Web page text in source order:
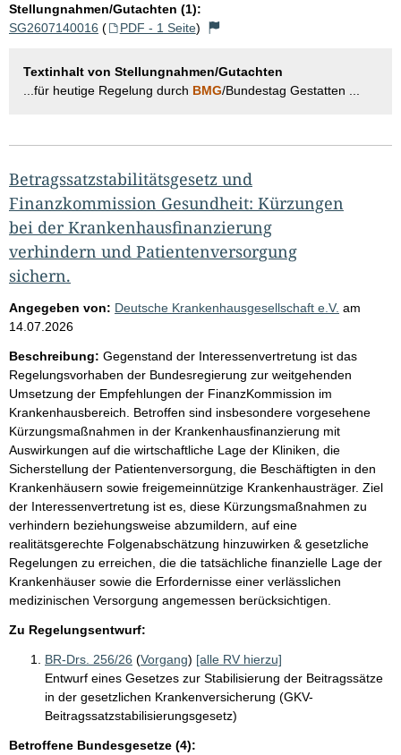
Stellungnahmen/Gutachten (1):
SG2607140016 ( PDF - 1 Seite)
Textinhalt von Stellungnahmen/Gutachten
...für heutige Regelung durch BMG/Bundestag Gestatten ...
Betragssatzstabilitätsgesetz und
Finanzkommission Gesundheit: Kürzungen
bei der Krankenhausfinanzierung
verhindern und Patientenversorgung
sichern.
Angegeben von: Deutsche Krankenhausgesellschaft e.V. am
14.07.2026
Beschreibung: Gegenstand der Interessenvertretung ist das
Regelungsvorhaben der Bundesregierung zur weitgehenden
Umsetzung der Empfehlungen der FinanzKommission im
Krankenhausbereich. Betroffen sind insbesondere vorgesehene
Kürzungsmaßnahmen in der Krankenhausfinanzierung mit
Auswirkungen auf die wirtschaftliche Lage der Kliniken, die
Sicherstellung der Patientenversorgung, die Beschäftigten in den
Krankenhäusern sowie freigemeinnützige Krankenhausträger. Ziel
der Interessenvertretung ist es, diese Kürzungsmaßnahmen zu
verhindern beziehungsweise abzumildern, auf eine
realitätsgerechte Folgenabschätzung hinzuwirken & gesetzliche
Regelungen zu erreichen, die die tatsächliche finanzielle Lage der
Krankenhäuser sowie die Erfordernisse einer verlässlichen
medizinischen Versorgung angemessen berücksichtigen.
Zu Regelungsentwurf:
BR-Drs. 256/26 (Vorgang) [alle RV hierzu]
Entwurf eines Gesetzes zur Stabilisierung der Beitragssätze
in der gesetzlichen Krankenversicherung (GKV-
Beitragssatzstabilisierungsgesetz)
Betroffene Bundesgesetze (4):